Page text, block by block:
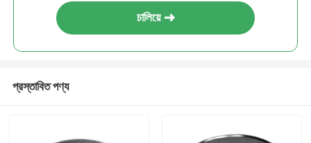
চালিয়ে
প্রস্তাবিত পণ্য